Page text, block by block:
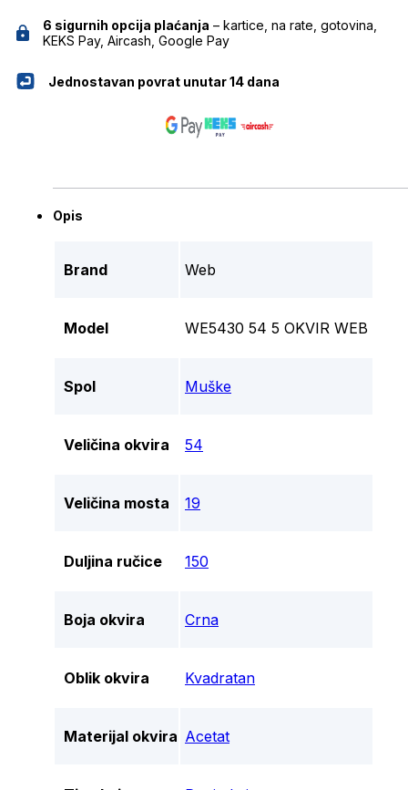
6 sigurnih opcija plaćanja – kartice, na rate, gotovina,
KEKS Pay, Aircash, Google Pay
Jednostavan povrat unutar 14 dana
Opis
Brand Web
Model WE5430 54 5 OKVIR WEB
Spol Muške
Veličina okvira 54
Veličina mosta 19
Duljina ručice 150
Boja okvira Crna
Oblik okvira Kvadratan
Materijal okvira Acetat